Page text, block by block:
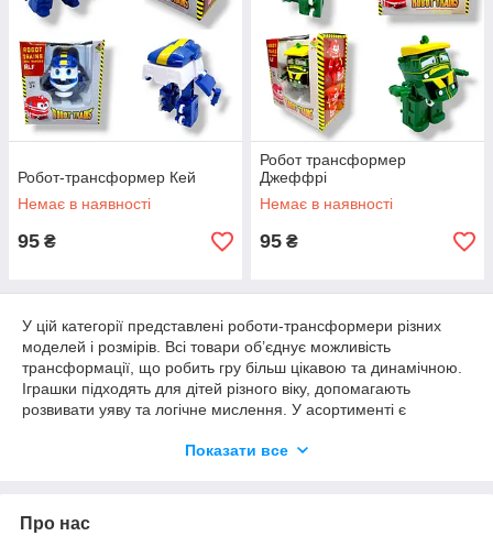
Робот-трансформер Кей
Немає в наявності
95 ₴
Робот трансформер
Джеффрі
Немає в наявності
95 ₴
У цій категорії представлені роботи-трансформери різних
моделей і розмірів. Всі товари об’єднує можливість
трансформації, що робить гру більш цікавою та динамічною.
Іграшки підходять для дітей різного віку, допомагають
розвивати уяву та логічне мислення. У асортименті є
Показати все
Про нас